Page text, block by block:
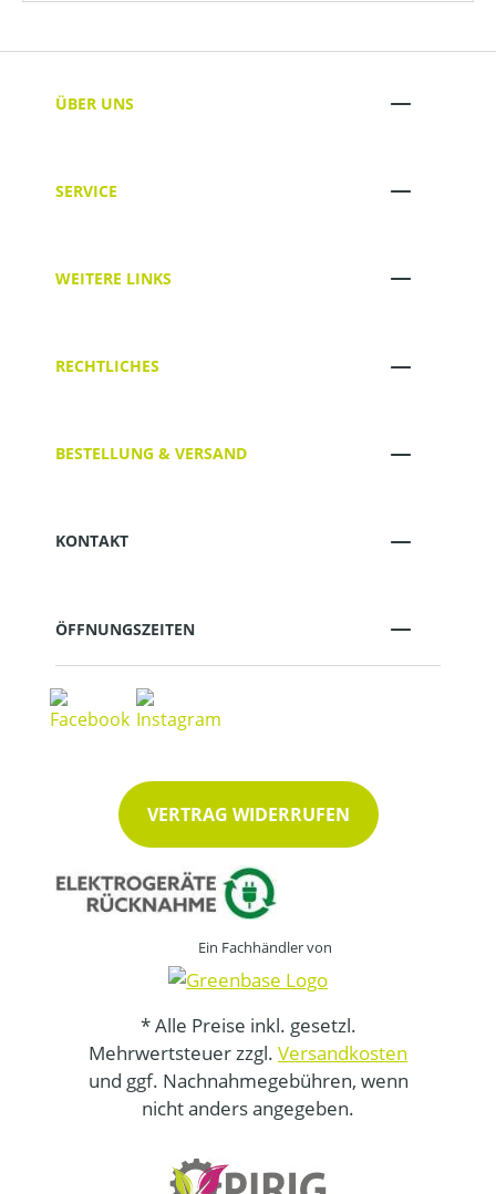
ÜBER UNS
SERVICE
WEITERE LINKS
RECHTLICHES
BESTELLUNG & VERSAND
KONTAKT
ÖFFNUNGSZEITEN
VERTRAG WIDERRUFEN
Ein Fachhändler von
* Alle Preise inkl. gesetzl.
Mehrwertsteuer zzgl. Versandkosten
und ggf. Nachnahmegebühren, wenn
nicht anders angegeben.